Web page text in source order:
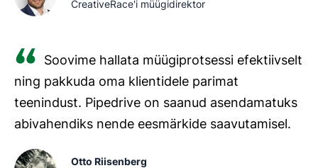
CreativeRace'i müügidirektor
Soovime hallata müügiprotsessi efektiivselt
ning pakkuda oma klientidele parimat
teenindust. Pipedrive on saanud asendamatuks
abivahendiks nende eesmärkide saavutamisel.
Otto Riisenberg